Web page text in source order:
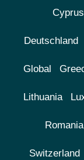
Cyprus
Deutschland
Global
Lithuania
Romania
Switzerland